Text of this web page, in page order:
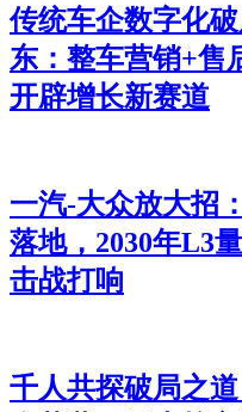
传统车企数字化
东：整车营销+售
开辟增长新赛道
一汽-大众放大招
落地，2030年L3
击战打响
千人共探破局之